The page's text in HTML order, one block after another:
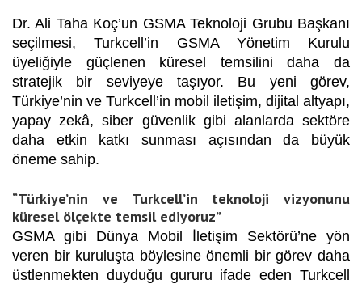
Dr. Ali Taha Koç’un GSMA Teknoloji Grubu Başkanı
seçilmesi, Turkcell’in GSMA Yönetim Kurulu
üyeliğiyle güçlenen küresel temsilini daha da
stratejik bir seviyeye taşıyor. Bu yeni görev,
Türkiye’nin ve Turkcell’in mobil iletişim, dijital altyapı,
yapay zekâ, siber güvenlik gibi alanlarda sektöre
daha etkin katkı sunması açısından da büyük
öneme sahip.
“Türkiye’nin ve Turkcell’in teknoloji vizyonunu
küresel ölçekte temsil ediyoruz”
GSMA gibi Dünya Mobil İletişim Sektörü’ne yön
veren bir kuruluşta böylesine önemli bir görev daha
üstlenmekten duyduğu gururu ifade eden Turkcell